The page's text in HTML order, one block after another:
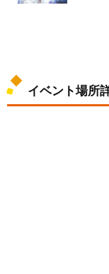
イベント場所